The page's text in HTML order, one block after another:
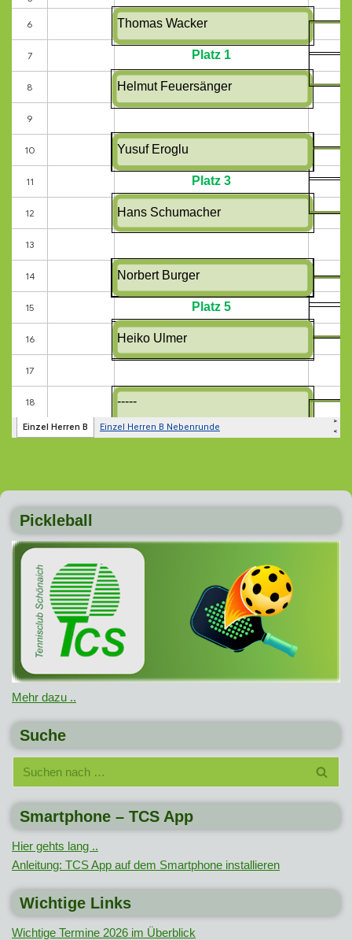
Pickleball
Mehr dazu ..
Suche
Smartphone – TCS App
Hier gehts lang ..
Anleitung: TCS App auf dem Smartphone installieren
Wichtige Links
Wichtige Termine 2026 im Überblick